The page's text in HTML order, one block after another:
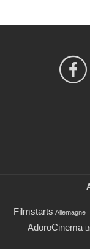
Filmstarts Allemagne
AdoroCinema